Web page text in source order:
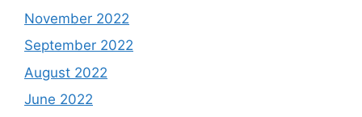
November 2022
September 2022
August 2022
June 2022